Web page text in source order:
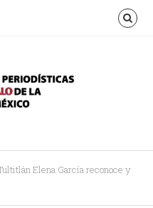
Elena García reconoce y